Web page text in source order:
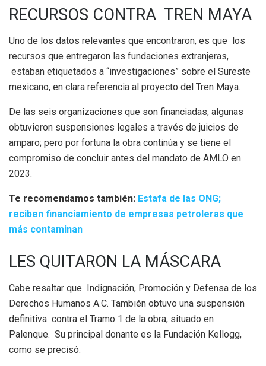
RECURSOS CONTRA TREN MAYA
Uno de los datos relevantes que encontraron, es que los
recursos que entregaron las fundaciones extranjeras,
estaban etiquetados a “investigaciones” sobre el Sureste
mexicano, en clara referencia al proyecto del Tren Maya.
De las seis organizaciones que son financiadas, algunas
obtuvieron suspensiones legales a través de juicios de
amparo; pero por fortuna la obra continúa y se tiene el
compromiso de concluir antes del mandato de AMLO en
2023.
Te recomendamos también: Estafa de las ONG;
reciben financiamiento de empresas petroleras que
más contaminan
LES QUITARON LA MÁSCARA
Cabe resaltar que Indignación, Promoción y Defensa de los
Derechos Humanos A.C. También obtuvo una suspensión
definitiva contra el Tramo 1 de la obra, situado en
Palenque. Su principal donante es la Fundación Kellogg,
como se precisó.